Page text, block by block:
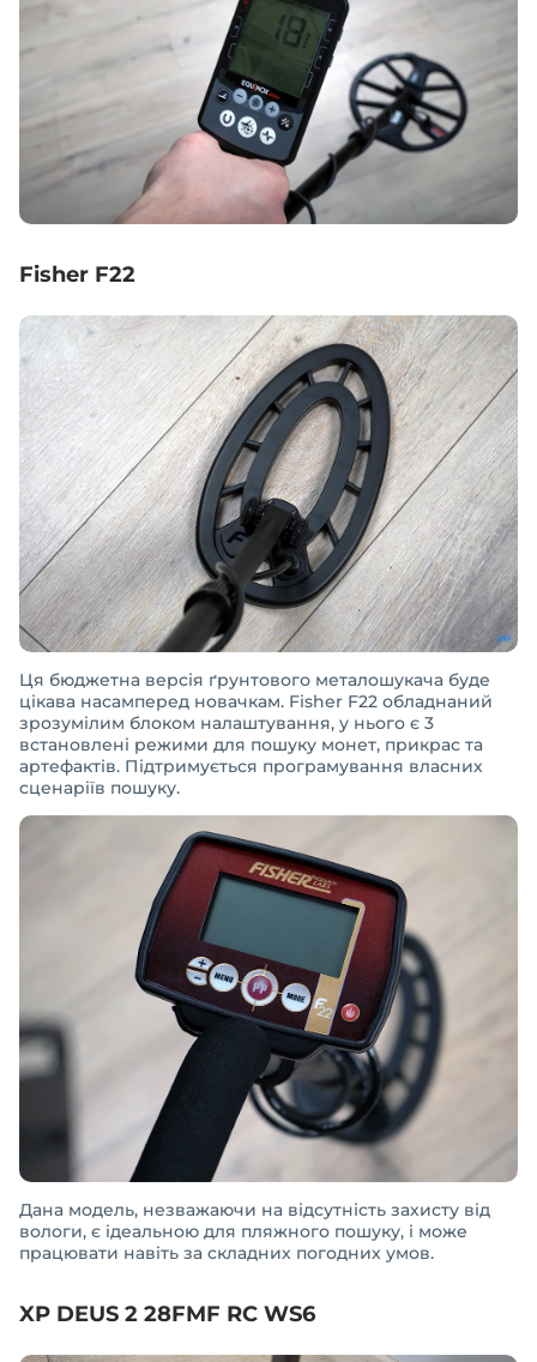
Fisher F22
Ця бюджетна версія ґрунтового металошукача буде
цікава насамперед новачкам. Fisher F22 обладнаний
зрозумілим блоком налаштування, у нього є 3
встановлені режими для пошуку монет, прикрас та
артефактів. Підтримується програмування власних
сценаріїв пошуку.
Дана модель, незважаючи на відсутність захисту від
вологи, є ідеальною для пляжного пошуку, і може
працювати навіть за складних погодних умов.
XP DEUS 2 28FMF RC WS6